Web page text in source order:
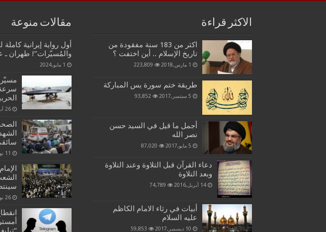
الاكثر قراءة
اكثر من 183 سنة مفقودة من
تاريخ الإسلام .. أين اختفت ؟
1 مارس,2018 223,809
طريقة ختم سورة يس المباركة
5 سبتمبر,2017 93,852
أجمل ما قيل في السيد حسن
نصر الله
5 مايو,2017 87,020
دعاء القرآن قبل التلاوة وعند التلاوة
وبعد التلاوة
14 أبريل,2016 74,789
أبيات في رثاء الامام الكاظم
عليه السلام
10 ديسمبر,2017 59,853
مقالات منوعة
أول رواية إيرانية كاملة
والمُسيّرات”! طهران ـ
1 مايو,2024
26 أبريل,2023
11 نوفمبر,2023
26 نوفمبر,2018